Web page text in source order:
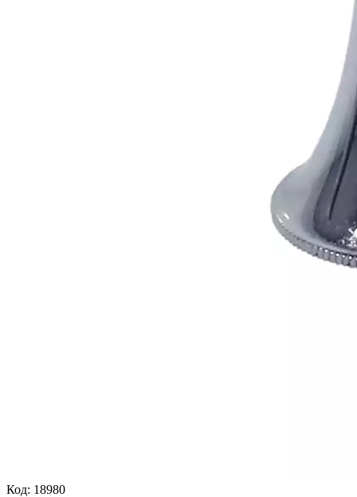
Код: 18980